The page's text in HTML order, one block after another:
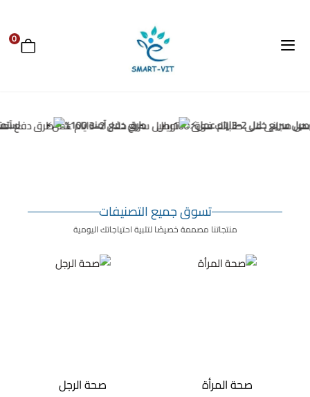
Smart-Vit
0
سريع خلال 2-3ايام عمل⚡ طرق دفع آمنه 100%
تسوق جميع التصنيفات
منتجاتنا مصممة خصيصًا لتلبية احتياجاتك اليومية
صحة المرأة صحة الرجل